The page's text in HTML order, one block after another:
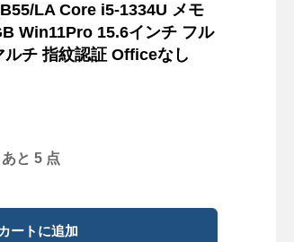
LA Core i5-1334U メモ
Win11Pro 15.6インチ フル
ルチ 指紋認証 Officeなし
と 5 点